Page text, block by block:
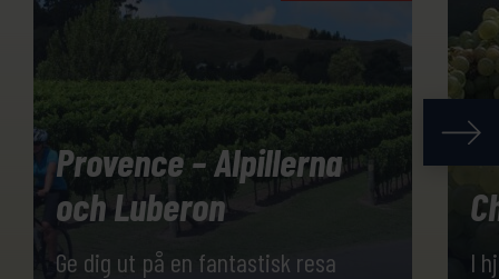
Provence – Alpillerna
och Luberon
Ge dig ut på en fantastisk resa
I